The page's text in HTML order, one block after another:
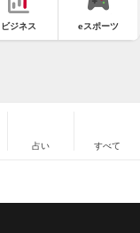
ビジネス eスポーツ
占い すべて